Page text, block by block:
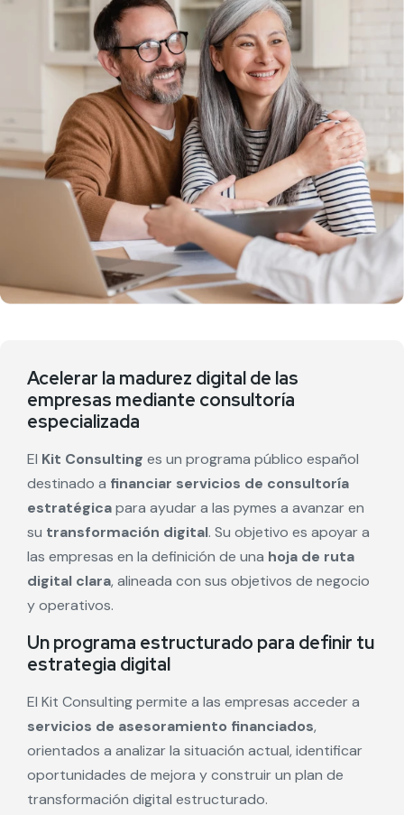
Acelerar la madurez digital de las
empresas mediante consultoría
especializada
El Kit Consulting es un programa público español
destinado a financiar servicios de consultoría
estratégicapara ayudar a las pymes a avanzar en
su transformación digital. Su objetivo es apoyar a
las empresas en la definición de una hoja de ruta
digital clara, alineada con sus objetivos de negocio
y operativos.
Un programa estructurado para definir tu
estrategia digital
El Kit Consulting permite a las empresas acceder a
servicios de asesoramiento financiados,
orientados a analizar la situación actual, identificar
oportunidades de mejora y construir un plan de
transformación digital estructurado.